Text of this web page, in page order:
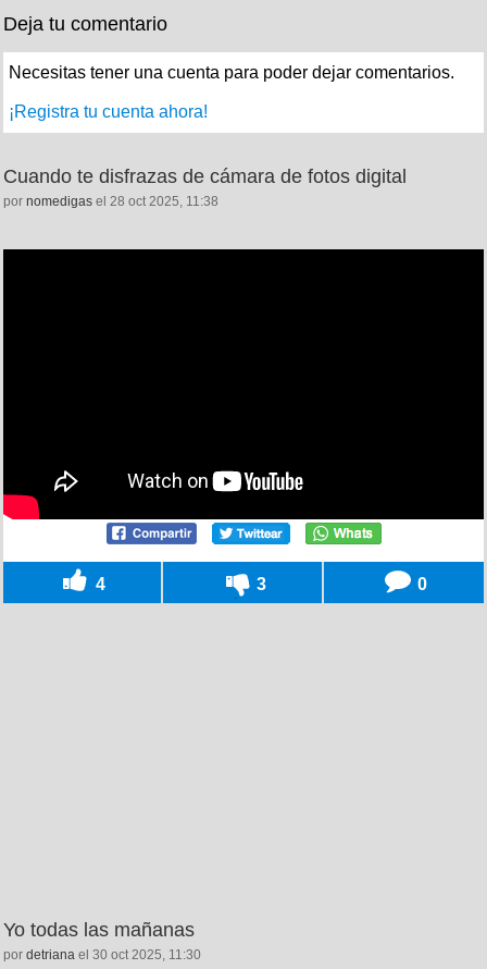
Deja tu comentario
Necesitas tener una cuenta para poder dejar comentarios.
¡Registra tu cuenta ahora!
Cuando te disfrazas de cámara de fotos digital
por nomedigas el 28 oct 2025, 11:38
4 3 0
Yo todas las mañanas
por detriana el 30 oct 2025, 11:30